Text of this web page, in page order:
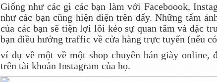
Giống như các gì các bạn làm với Faceboook,
như các bạn cũng hiện diện trên đấy. Những tấm
của các bạn sẽ tiện lợi lôi kéo sự quan tâm và đặc
bạn điều hướng traffic về cửa hàng trực tuyến (nếu
ví dụ về một về một shop chuyên bán giày online,
trên tài khoản Instagram của họ.